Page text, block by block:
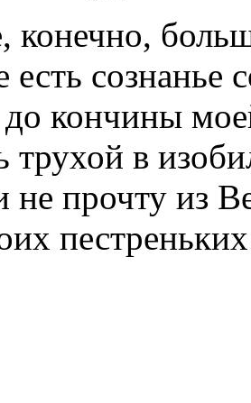
конечно,
сознанье
кончины
трухой в
не прочту из